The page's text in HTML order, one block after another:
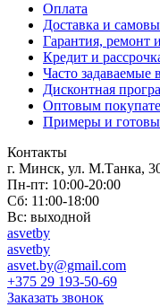
Оплата
Доставка и
Гарантия, ремонт
Кредит и
Часто задаваемые
Дисконтная
Оптовым
Примеры и
Контакты
г. Минск, ул. М.Танка,
Пн-пт: 10:00-20:00
Сб: 11:00-18:00
Вс: выходной
asvetby
asvetby
asvet.by@gmail.com
+375 29 193-50-69
Заказать звонок